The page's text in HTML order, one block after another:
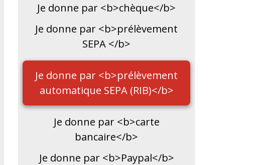
Je donne par <b>chèque</b>
Je donne par <b>prélèvement
SEPA </b>
Je donne par <b>prélèvement
automatique SEPA (RIB)</b>
Je donne par <b>carte
bancaire</b>
Je donne par <b>Paypal</b>